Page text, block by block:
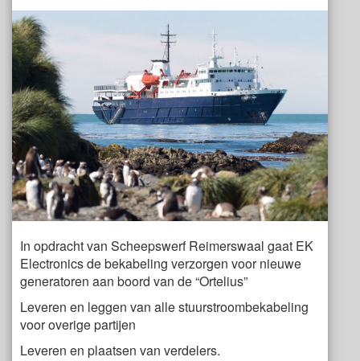
In opdracht van Scheepswerf Reimerswaal gaat EK
Electronics de bekabeling verzorgen voor nieuwe
generatoren aan boord van de “Ortelius”
Leveren en leggen van alle stuurstroombekabeling
voor overige partijen
Leveren en plaatsen van verdelers.